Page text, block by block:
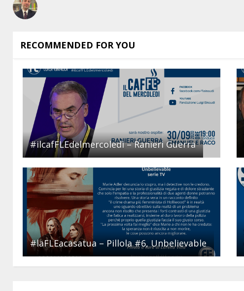
RECOMMENDED FOR YOU
#ilcafFLEdelmercoledì – Ranieri Guerra
#laFLEacasatua – Pillola #6, Unbelievable